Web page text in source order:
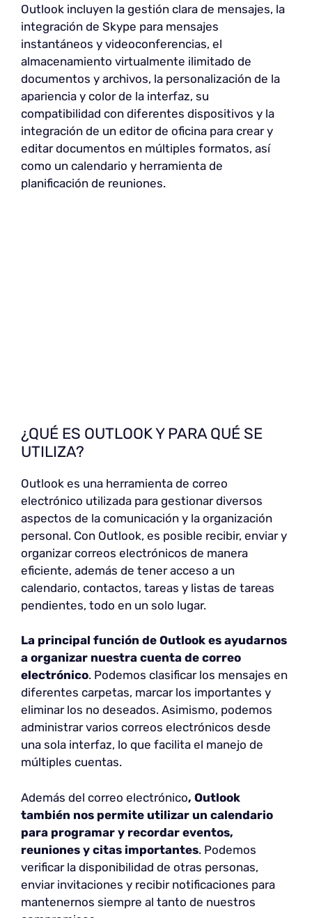
Outlook incluyen la gestión clara de mensajes, la
integración de Skype para mensajes
instantáneos y videoconferencias, el
almacenamiento virtualmente ilimitado de
documentos y archivos, la personalización de la
apariencia y color de la interfaz, su
compatibilidad con diferentes dispositivos y la
integración de un editor de oficina para crear y
editar documentos en múltiples formatos, así
como un calendario y herramienta de
planificación de reuniones.
¿QUÉ ES OUTLOOK Y PARA QUÉ SE
UTILIZA?
Outlook es una herramienta de correo
electrónico utilizada para gestionar diversos
aspectos de la comunicación y la organización
personal. Con Outlook, es posible recibir, enviar y
organizar correos electrónicos de manera
eficiente, además de tener acceso a un
calendario, contactos, tareas y listas de tareas
pendientes, todo en un solo lugar.
La principal función de Outlook es ayudarnos
a organizar nuestra cuenta de correo
electrónico. Podemos clasificar los mensajes en
diferentes carpetas, marcar los importantes y
eliminar los no deseados. Asimismo, podemos
administrar varios correos electrónicos desde
una sola interfaz, lo que facilita el manejo de
múltiples cuentas.
Además del correo electrónico, Outlook
también nos permite utilizar un calendario
para programar y recordar eventos,
reuniones y citas importantes. Podemos
verificar la disponibilidad de otras personas,
enviar invitaciones y recibir notificaciones para
mantenernos siempre al tanto de nuestros